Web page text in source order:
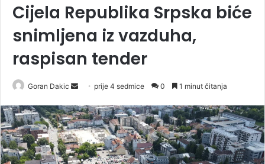
Cijela Republika Srpska biće
snimljena iz vazduha,
raspisan tender
Goran Dakic
n
d
a
n
prije 4 sedmice 0 1 minut čitanja